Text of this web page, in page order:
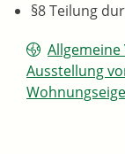
§8 Teilung
Ausstellung